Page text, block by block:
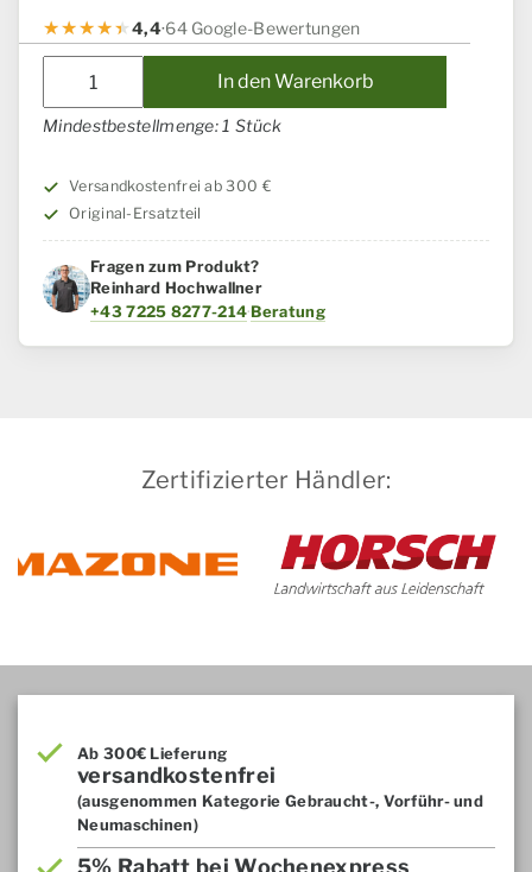
4,4·64 Google-Bewertungen
Filter
Case
Steyr
Menge
In den Warenkorb
Mindestbestellmenge: 1 Stück
Versandkostenfrei ab 300 €
Original-Ersatzteil
Fragen zum Produkt?
Reinhard Hochwallner
+43 7225 8277-214·Beratung
Zertifizierter Händler:
Ab 300€ Lieferung
versandkostenfrei
(ausgenommen Kategorie Gebraucht-, Vorführ- und
Neumaschinen)